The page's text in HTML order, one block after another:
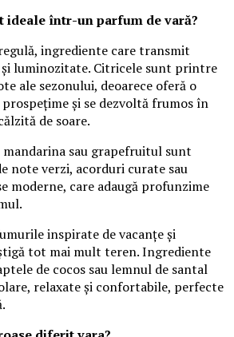
ideale într-un parfum de vară?
ingrediente care transmit
luminozitate. Citricele sunt printre
ale sezonului, deoarece oferă o
și se dezvoltă frumos în
de soare.
mandarina sau grapefruitul sunt
note verzi, acorduri curate sau
moderne, care adaugă profunzime
inspirate de vacanțe și
tot mai mult teren. Ingrediente
de cocos sau lemnul de santal
relaxate și confortabile, perfecte